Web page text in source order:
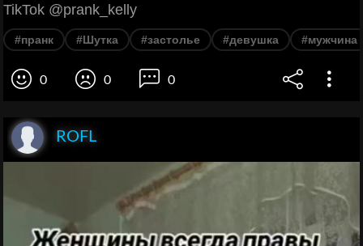
TikTok @prank_kelly
#пранк #Шутка #застолье #девушка #мужчина
0 0 0
ROFL